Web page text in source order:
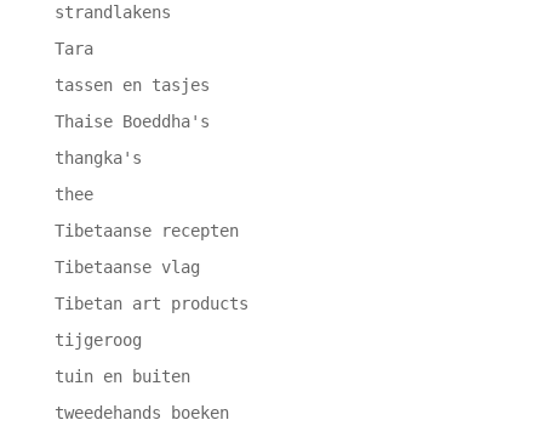
strandlakens
Tara
tassen en tasjes
Thaise Boeddha's
thangka's
thee
Tibetaanse recepten
Tibetaanse vlag
Tibetan art products
tijgeroog
tuin en buiten
tweedehands boeken